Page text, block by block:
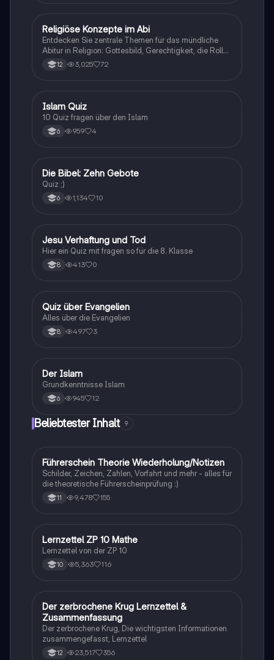
Menschenrechte werden ebenfalls behandelt. Ideal
für die Vorbereitung auf Prüfungen und das
Verständnis ethischer Grundpositionen.
Religion
Religiöse Konzepte im Abi
Entdecken Sie zentrale Themen für das mündliche
Abitur in Religion: Gottesbild, Gerechtigkeit, die Rolle
der Kirche, die Lehren Jesu, die Auferstehung und die
Bedeutung von Nächstenliebe. Diese
christlichen Glauben. Ideal für die Vorbereitung auf
Prüfungen und das Verständnis der biblischen Lehren.
12 3,025 72
IReligion
Islam Quiz
10 Quiz fragen über den Islam
6 959 4
DReligion
Die Bibel: Zehn Gebote
Quiz ;)
6 1,134 10
JReligion
Jesu Verhaftung und Tod
Hier ein Quiz mit fragen so für die 8. Klasse
8 413 0
QReligion
Quiz über Evangelien
Alles über die Evangelien
8 497 3
DReligion
Der Islam
Grundkenntnisse Islam
6 945 12
Beliebtester Inhalt 9
Lerntipps
Führerschein Theorie Wiederholung/Notizen
Schilder, Zeichen, Zahlen, Vorfahrt und mehr - alles für
die theoretische Führerscheinprüfung :)
11 9,478 155
Mathe
Lernzettel ZP 10 Mathe
Lernzettel von der ZP 10
10 5,363 116
Deutsch
Der zerbrochene Krug Lernzettel &
Zusammenfassung
Der zerbrochene Krug, Die wichtigsten Informationen
zusammengefasst, Lernzettel
12 23,517 356